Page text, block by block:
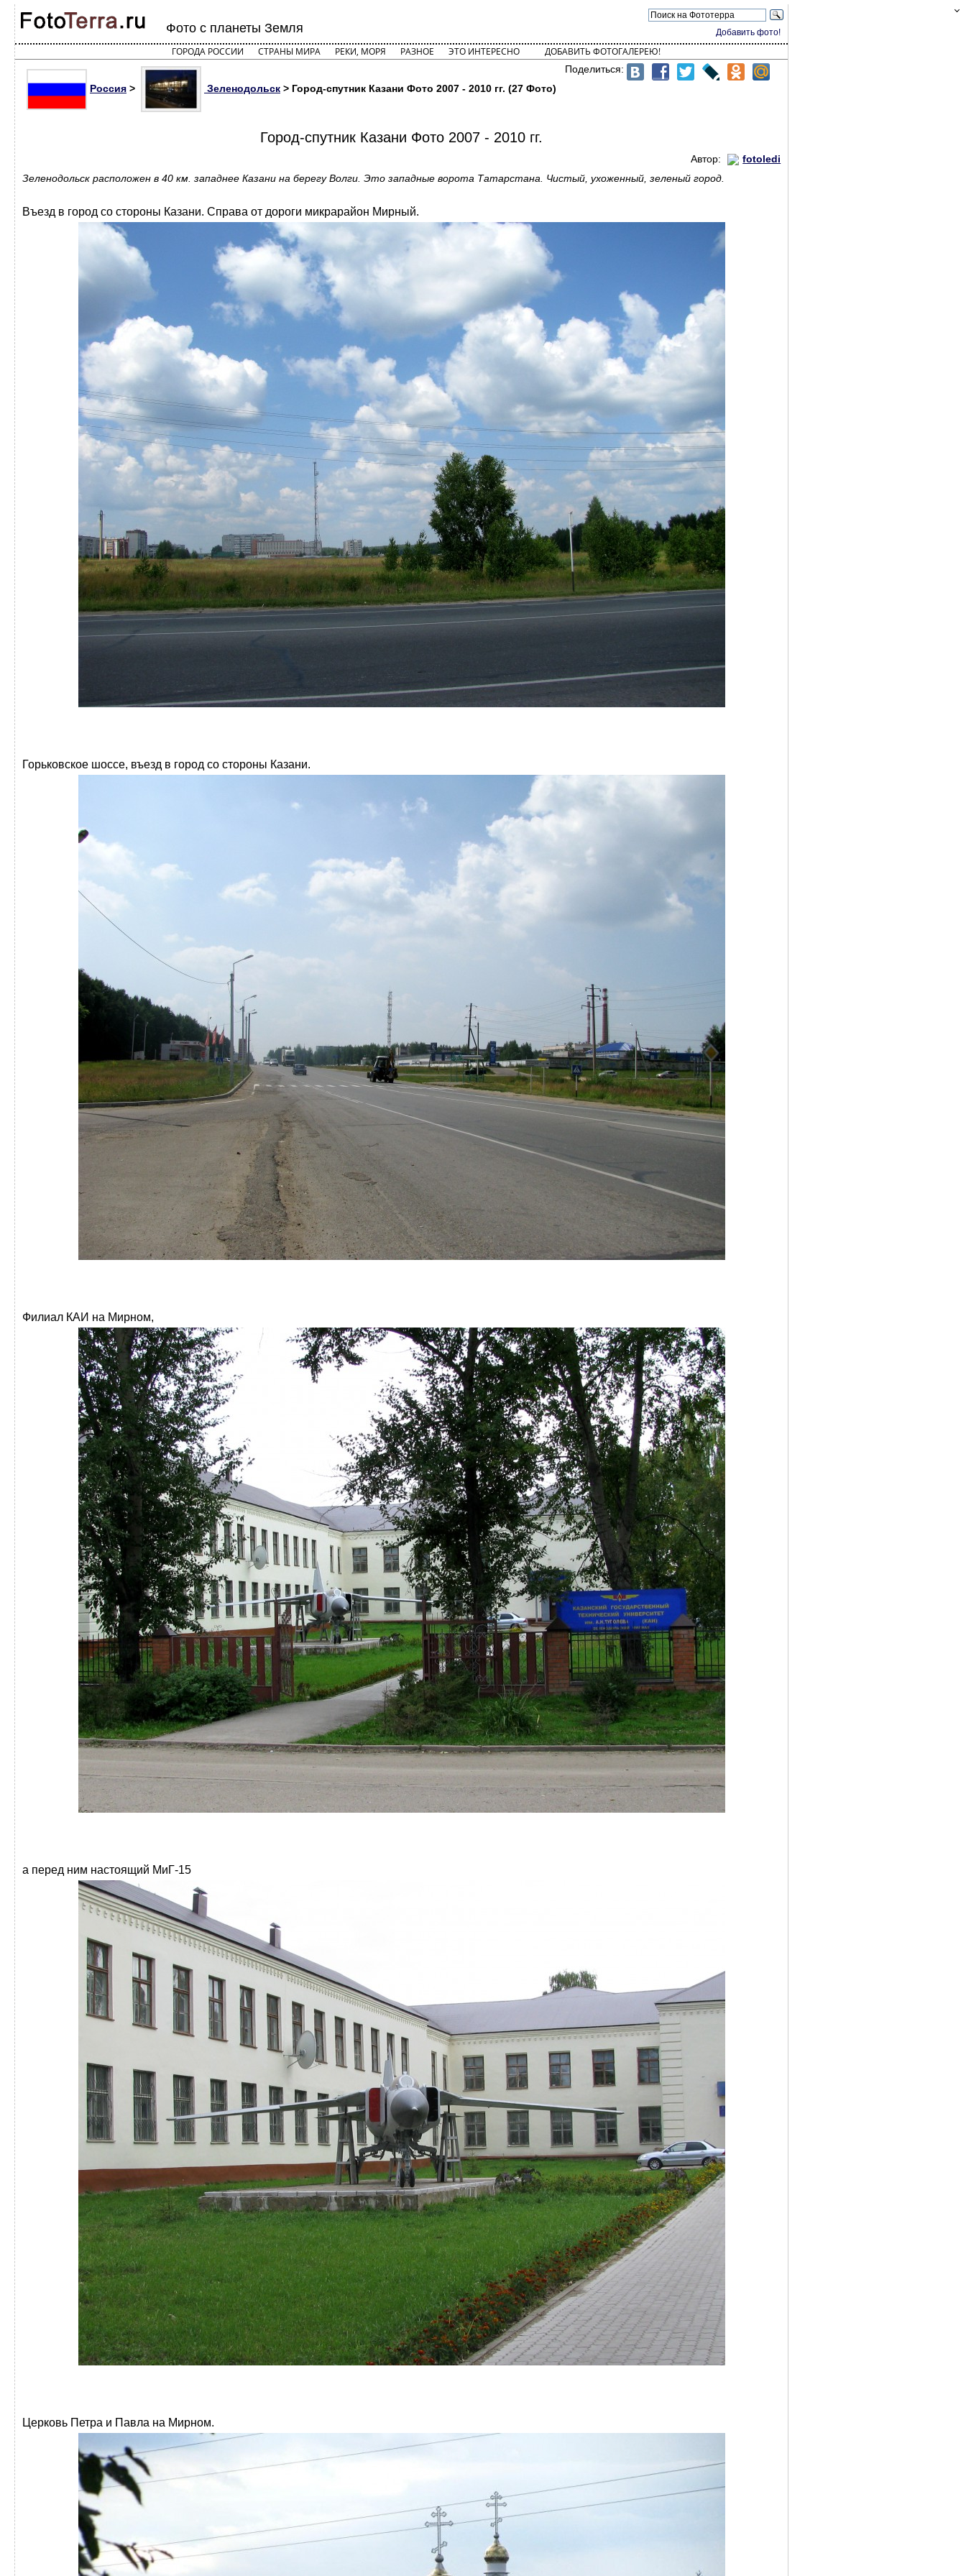
Добавить фото!
Фото с планеты Земля
ГОРОДА РОССИИ СТРАНЫ МИРА РЕКИ, МОРЯ РАЗНОЕ ЭТО ИНТЕРЕСНО ДОБАВИТЬ ФОТОГАЛЕРЕЮ!
Поделиться:
Россия > Зеленодольск > Город-спутник Казани Фото 2007 - 2010 гг. (27 Фото)
Город-спутник Казани Фото 2007 - 2010 гг.
Автор:
fotoledi
Зеленодольск расположен в 40 км. западнее Казани на берегу Волги. Это западные ворота Татарстана. Чистый, ухоженный, зеленый город.
Въезд в город со стороны Казани. Справа от дороги микрарайон Мирный.
Горьковское шоссе, въезд в город со стороны Казани.
Филиал КАИ на Мирном,
а перед ним настоящий МиГ-15
Церковь Петра и Павла на Мирном.